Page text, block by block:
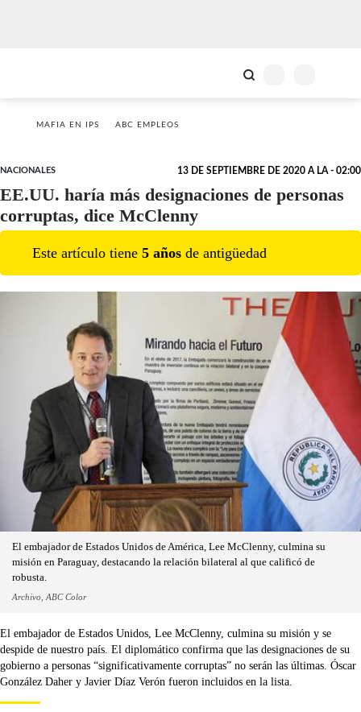
MAFIA EN IPS ABC EMPLEOS
NACIONALES 13 DE SEPTIEMBRE DE 2020 A LA - 02:00
EE.UU. haría más designaciones de personas
corruptas, dice McClenny
Este artículo tiene 5 años de antigüedad
El embajador de Estados Unidos de América, Lee McClenny, culmina su
misión en Paraguay, destacando la relación bilateral al que calificó de
robusta.
Archivo, ABC Color
El embajador de Estados Unidos, Lee McClenny, culmina su misión y se
despide de nuestro país. El diplomático confirma que las designaciones de su
gobierno a personas “significativamente corruptas” no serán las últimas. Óscar
González Daher y Javier Díaz Verón fueron incluidos en la lista.